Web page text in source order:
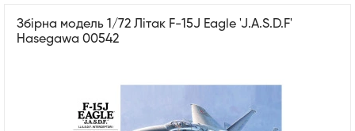
Збірна модель 1/72 Літак F-15J Eagle 'J.A.S.D.F'
Hasegawa 00542